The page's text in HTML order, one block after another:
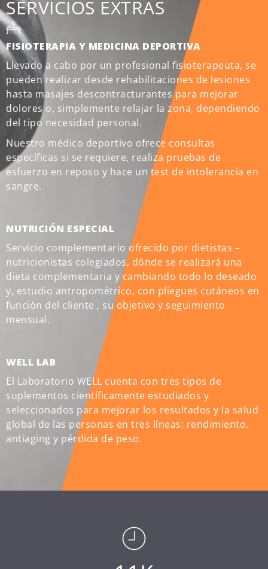
SERVICIOS EXTRAS
FISIOTERAPIA Y MEDICINA DEPORTIVA
Llevado a cabo por un profesional fisioterapeuta, se
pueden realizar desde rehabilitaciones de lesiones
hasta masajes descontracturantes para mejorar
dolores o, simplemente relajar la zona, dependiendo
del tipo necesidad personal.
Nuestro médico deportivo ofrece consultas
específicas si se requiere, realiza pruebas de
esfuerzo en reposo y hace un test de intolerancia en
sangre.
NUTRICIÓN ESPECIAL
Servicio complementario ofrecido por dietistas –
nutricionistas colegiados, dónde se realizará una
dieta complementaria y cambiando todo lo deseado
y, estudio antropométrico, con pliegues cutáneos en
función del cliente , su objetivo y seguimiento
mensual.
WELL LAB
El Laboratorio WELL cuenta con tres tipos de
suplementos científicamente estudiados y
seleccionados para mejorar los resultados y la salud
global de las personas en tres líneas: rendimiento,
antiaging y pérdida de peso.